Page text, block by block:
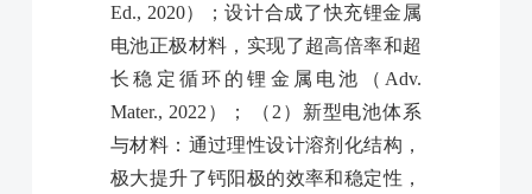
Ed., 2020）；设计合成了快充锂金属
电池正极材料，实现了超高倍率和超
长稳定循环的锂金属电池（Adv.
Mater., 2022）； （2）新型电池体系
与材料：通过理性设计溶剂化结构，
极大提升了钙阳极的效率和稳定性，